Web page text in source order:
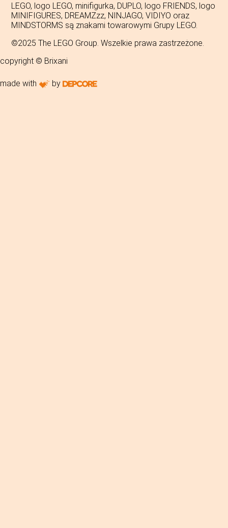
LEGO, logo LEGO, minifigurka, DUPLO, logo FRIENDS, logo
MINIFIGURES, DREAMZzz, NINJAGO, VIDIYO oraz
MINDSTORMS są znakami towarowymi Grupy LEGO.
©2025 The LEGO Group. Wszelkie prawa zastrzeżone.
copyright © Brixani
made with by